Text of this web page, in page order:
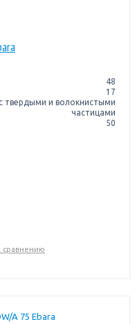
48
17
твердыми и волокнистыми
частицами
50
сравнению